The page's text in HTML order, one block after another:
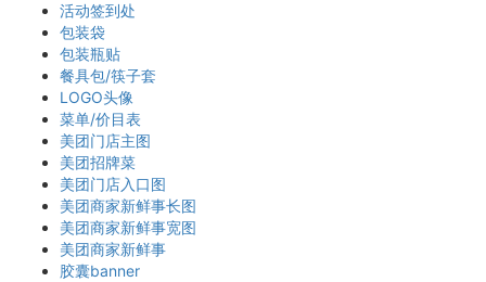
活动签到处
包装袋
包装瓶贴
餐具包/筷子套
LOGO头像
菜单/价目表
美团门店主图
美团招牌菜
美团门店入口图
美团商家新鲜事长图
美团商家新鲜事宽图
美团商家新鲜事
胶囊banner